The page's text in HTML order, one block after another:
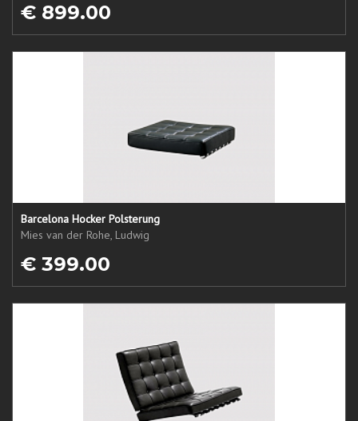
€ 899.00
Barcelona Hocker Polsterung
Mies van der Rohe, Ludwig
€ 399.00